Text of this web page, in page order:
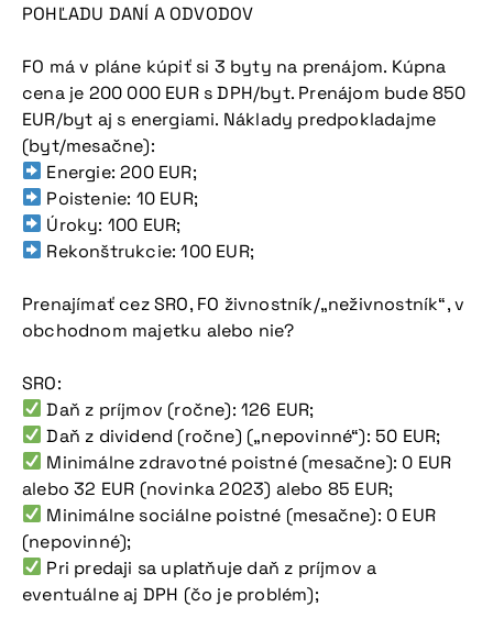
POHĽADU DANÍ A ODVODOV
FO má v pláne kúpiť si 3 byty na prenájom. Kúpna
cena je 200 000 EUR s DPH/byt. Prenájom bude 850
EUR/byt aj s energiami. Náklady predpokladajme
(byt/mesačne):
Energie: 200 EUR;
Poistenie: 10 EUR;
Úroky: 100 EUR;
Rekonštrukcie: 100 EUR;
Prenajímať cez SRO, FO živnostník/„neživnostník“, v
obchodnom majetku alebo nie?
SRO:
Daň z príjmov (ročne): 126 EUR;
Daň z dividend (ročne) („nepovinné“): 50 EUR;
Minimálne zdravotné poistné (mesačne): 0 EUR
alebo 32 EUR (novinka 2023) alebo 85 EUR;
Minimálne sociálne poistné (mesačne): 0 EUR
(nepovinné);
Pri predaji sa uplatňuje daň z príjmov a
eventuálne aj DPH (čo je problém);